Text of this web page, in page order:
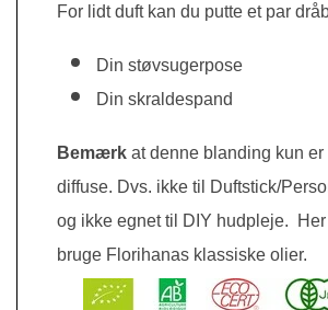
For lidt duft kan du putte et par
Din støvsugerpose
Din skraldespand
Bemærk at denne blanding kun
diffuse. Dvs. ikke til Duftstick/
og ikke egnet til DIY hudpleje.
bruge Florihanas klassiske olier.